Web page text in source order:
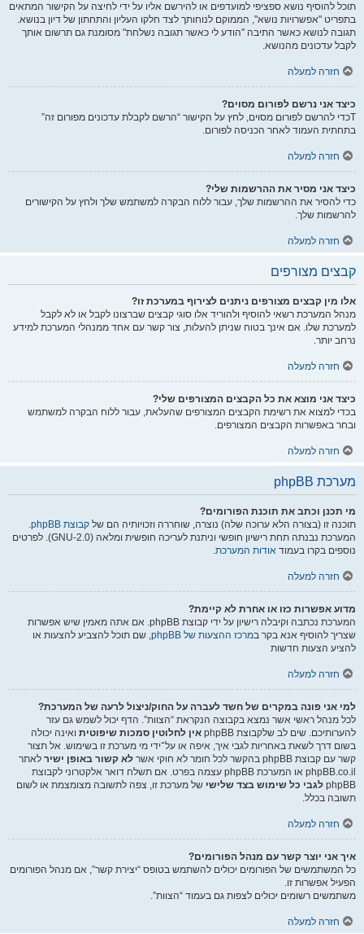
תוכל להוסיף נושא ספציפי למועדפים או להירשם אליו על ידי לחיצה על הקישור המתאים
בתפריט "אפשרויות נושא", הממוקם לנוחותך לצד חלקו העליון והתחתון של דיון בנושא.
תגובה לנושא כאשר התיבה "הודע לי כאשר תגובה נשלחת" מסומנת גם תרשום אותך
לקבל עדכונים מהנושא.
חזרה למעלה
כיצד אני נרשם לפורום מסוים?
Tכדי להרשם לפורום מסוים, לחץ על הקישור “הרשם לקבלת עדכונים מפורום זה”
בתחתית העמוד לאחר הכניסה לפורום.
חזרה למעלה
כיצד אני מסיר את ההרשמות שלי?
כדי להסיר את ההרשמות שלך, עבור ללוח הבקרה למשתמש שלך ולחץ על הקישורים
להרשמות שלך.
חזרה למעלה
קבצים מצורפים
אלו מין קבצים מצורפים ניתנים לצירוף במערכת זו?
מנהל המערכת רשאי להוסיף ולהוריד אלו סוגי קבצים שברצונו לקבל או לא לקבל
למערכת שלו. אם אינך בטוח שניתן להעלות, צור קשר עם אחד ממנהלי המערכת למידע
נרחב יותר.
חזרה למעלה
כיצד אני מוצא את כל הקבצים המצורפים שלי?
בכדי למצוא את רשימת הקבצים המצורפים שהעלאת, עבור ללוח הבקרה למשתמש
ובחר באפשרות הקבצים המצורפים.
חזרה למעלה
מערכת phpBB
מי תכנן וכתב את תוכנת הפורומים?
תוכנה זו (בצורה הלא ערוכה שלה) נוצרה, שוחררה וזכויותיה הם של קבוצת phpBB
.
המערכת נבנתה תחת רישיון חופשי וניתנת לעריכה חופשית ומלאה (GNU-2.0). לפרטים
נוספים בקרו בעמוד אודות המערכת.
חזרה למעלה
מדוע אפשרות כזו או אחרת לא קיימת?
המערכת נכתבה וקיבלה רישיון על ידי קבוצת phpBB. אם אתה מאמין שיש אפשרות
שצריך להוסיף אנא בקר במרכז ההצעות של phpBB
, שם תוכל להצביע להצעות או
להציע הצעות חדשות
חזרה למעלה
למי אני פונה במקרים של חשד לעברה על החוק/ניצול לרעה של המערכת?
לכל מנהל ראשי אשר נמצא בקבוצה הנקראת “הצוות”. הדף יכול לשמש גם עזר
להערותיכם. שים לב שלקבוצת phpBB
אין לחלוטין סמכות שיפוטית ואינה יכולה
בשום דרך לשאת באחריות לגבי איך, איפה או על־ידי מי מערכת זו בשימוש. אל תצור
קשר עם קבוצת phpBB בהקשר לכל חומר לא חוקי אשר
לא קשור באופן ישיר לאתר
phpBB.co.il או המערכת phpBB עצמה בפרט. אם תשלח דואר אלקטרוני לקבוצת
phpBB לגבי כל שימוש בצד שלישי של מערכת זו, צפה לתשובה מצומצמת או לשום
תשובה בכלל.
חזרה למעלה
איך אני יוצר קשר עם מנהל הפורומים?
כל המשתמשים של הפורומים יכולים להשתמש בטופס “יצירת קשר”, אם מנהל הפורומים
הפעיל אפשרות זו.
משתמשים רשומים יכולים לצפות גם בעמוד “הצוות”.
חזרה למעלה